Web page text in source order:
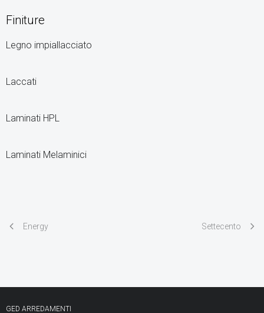
Finiture
Legno impiallacciato
Laccati
Laminati HPL
Laminati Melaminici
Energy Settecento
GED ARREDAMENTI